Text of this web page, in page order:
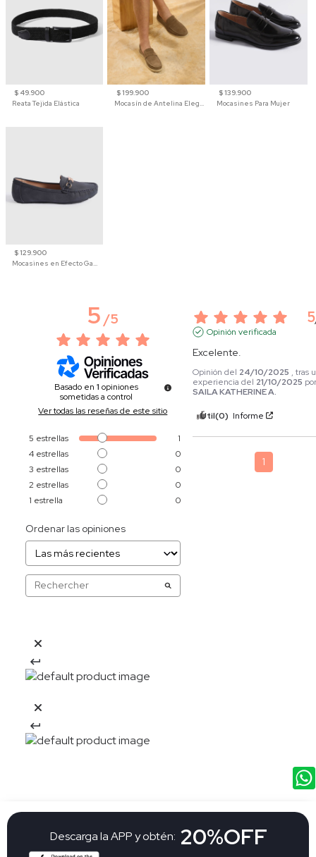
$ 49.900
Reata Tejida Elástica
$ 199.900
Mocasín de Antelina Elegante con Suela de Contraste Para Hombre
$ 139.900
Mocasines Para Mujer
$ 129.900
Mocasines en Efecto Gamuzado Para Mujer
5/5
Basado en1 opiniones
sometidas a control
Ver todas las reseñas de este sitio
5 estrellas
1
4 estrellas
0
3 estrellas
0
2 estrellas
0
1 estrella 0
Ordenar las opiniones
5
Opinión verificada
Excelente.
Opinión del 24/10/2025 , tras
experiencia del 21/10/2025
SAILA KATHERINE A.
Útil(0) Informe
1
Descarga la APP y obtén: 20%OFF